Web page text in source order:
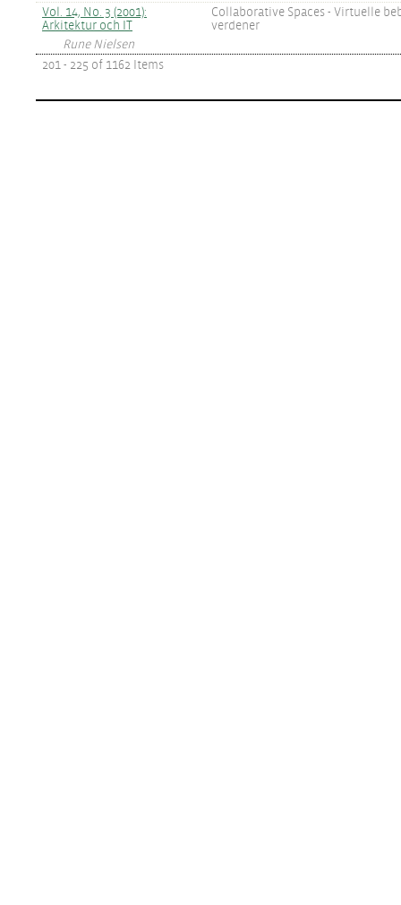
Vol. 14, No. 3 (2001):
Arkitektur och IT
Collaborative Spaces - Virtuelle
verdener
Rune Nielsen
201 - 225 of 1162 Items